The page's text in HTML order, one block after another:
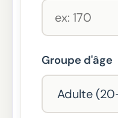
Groupe d'âge